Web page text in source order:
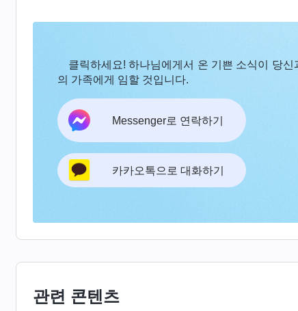
포기하고 본분을 이행하기로 결정했다는 제 생
그 후, 부모님은 저에게 “네가 정말로 학교를
거다.”라고 말했습니다. 부모님의 말씀을 듣고
‘하나님, 부모님이 무슨 말씀을 하시든지 저는
할지 알려 주세요. 분량이 너무 작은 저는 저
잡힐 말을 할까 두렵습니다. 제가 굳게 서서 증
조금 차분해졌고, 부모님께 이렇게 얘기 드렸
렇게까지 저를 압박하시나요? 저는 그저 열심
이에요. 제가 가려는 길을 제가 선택하면 안 되
이행해 하나님을 위해 헌신하는 것이야말로 사
클릭하세요! 하나님에게서 온 기쁜 소식이 당신
의 가족에게 임할 것입니다.
Messenger로 연락하기
카카오톡으로 대화하기
관련 콘텐츠